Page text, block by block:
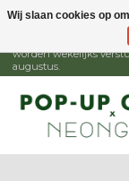
1 - 15 augustus is de
worden wekelijks
augustus.
Wij slaan cookies op